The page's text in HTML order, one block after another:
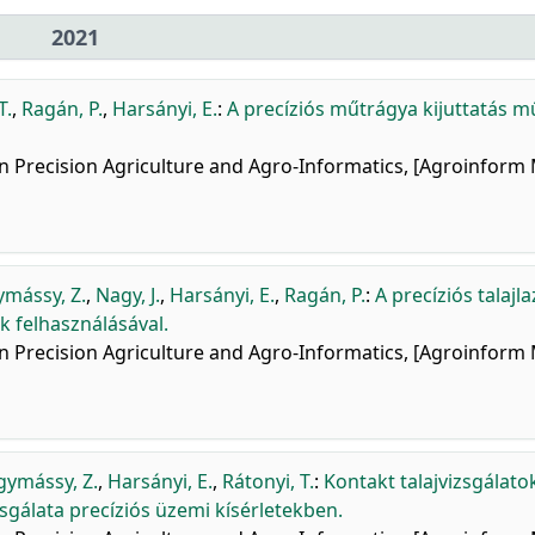
2021
, Ragán, P., Harsányi, E.: A precíziós műtrágya kijuttatás
Precision Agriculture and Agro-Informatics, [Agroinform
Z., Nagy, J., Harsányi, E., Ragán, P.: A precíziós
felhasználásával.
Precision Agriculture and Agro-Informatics, [Agroinform
Z., Harsányi, E., Rátonyi, T.: Kontakt
precíziós üzemi kísérletekben.